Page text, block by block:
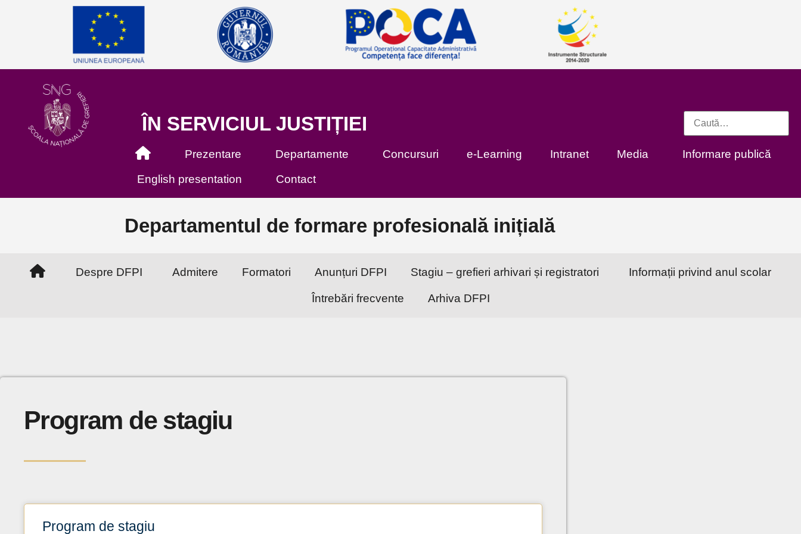
ÎN SERVICIUL JUSTIȚIEI
Prezentare Departamente Concursuri e-Learning Intranet Media
Informare publică
English presentation
Contact
Departamentul de formare profesională inițială
Despre DFPI Admitere Formatori Anunțuri DFPI Stagiu – grefieri arhivari și registratori Informații privind anul scolar
Întrebări frecvente Arhiva DFPI
Program de stagiu
Program de stagiu